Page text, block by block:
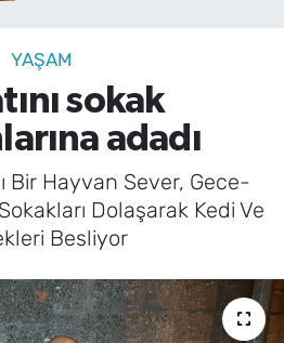
YAŞAM
sokak
adadı
Bir Hayvan Sever, Gece-
Dolaşarak Kedi Ve
Besliyor